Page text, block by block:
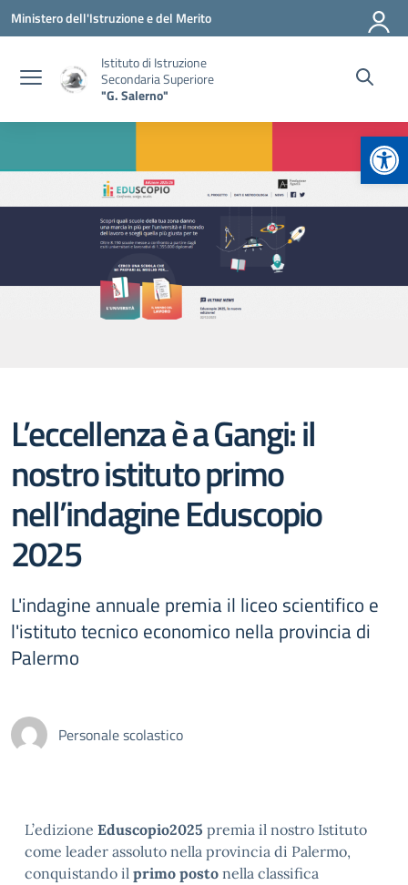
Vai ai contenuti
Vai al menu di navigazione
Vai al footer
Ministero dell'Istruzione e del Merito
Istituto di Istruzione
Secondaria Superiore
"G. Salerno"
L’eccellenza è a Gangi: il
nostro istituto primo
nell’indagine Eduscopio
2025
L'indagine annuale premia il liceo scientifico e
l'istituto tecnico economico nella provincia di
Palermo
Personale scolastico
L’edizione Eduscopio2025 premia il nostro Istituto
come leader assoluto nella provincia di Palermo,
conquistando il primo posto nella classifica